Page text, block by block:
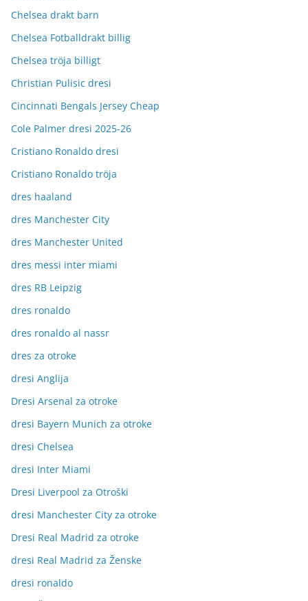
Chelsea drakt barn
Chelsea Fotballdrakt billig
Chelsea tröja billigt
Christian Pulisic dresi
Cincinnati Bengals Jersey Cheap
Cole Palmer dresi 2025-26
Cristiano Ronaldo dresi
Cristiano Ronaldo tröja
dres haaland
dres Manchester City
dres Manchester United
dres messi inter miami
dres RB Leipzig
dres ronaldo
dres ronaldo al nassr
dres za otroke
dresi Anglija
Dresi Arsenal za otroke
dresi Bayern Munich za otroke
dresi Chelsea
dresi Inter Miami
Dresi Liverpool za Otroški
dresi Manchester City za otroke
Dresi Real Madrid za otroke
dresi Real Madrid za Ženske
dresi ronaldo